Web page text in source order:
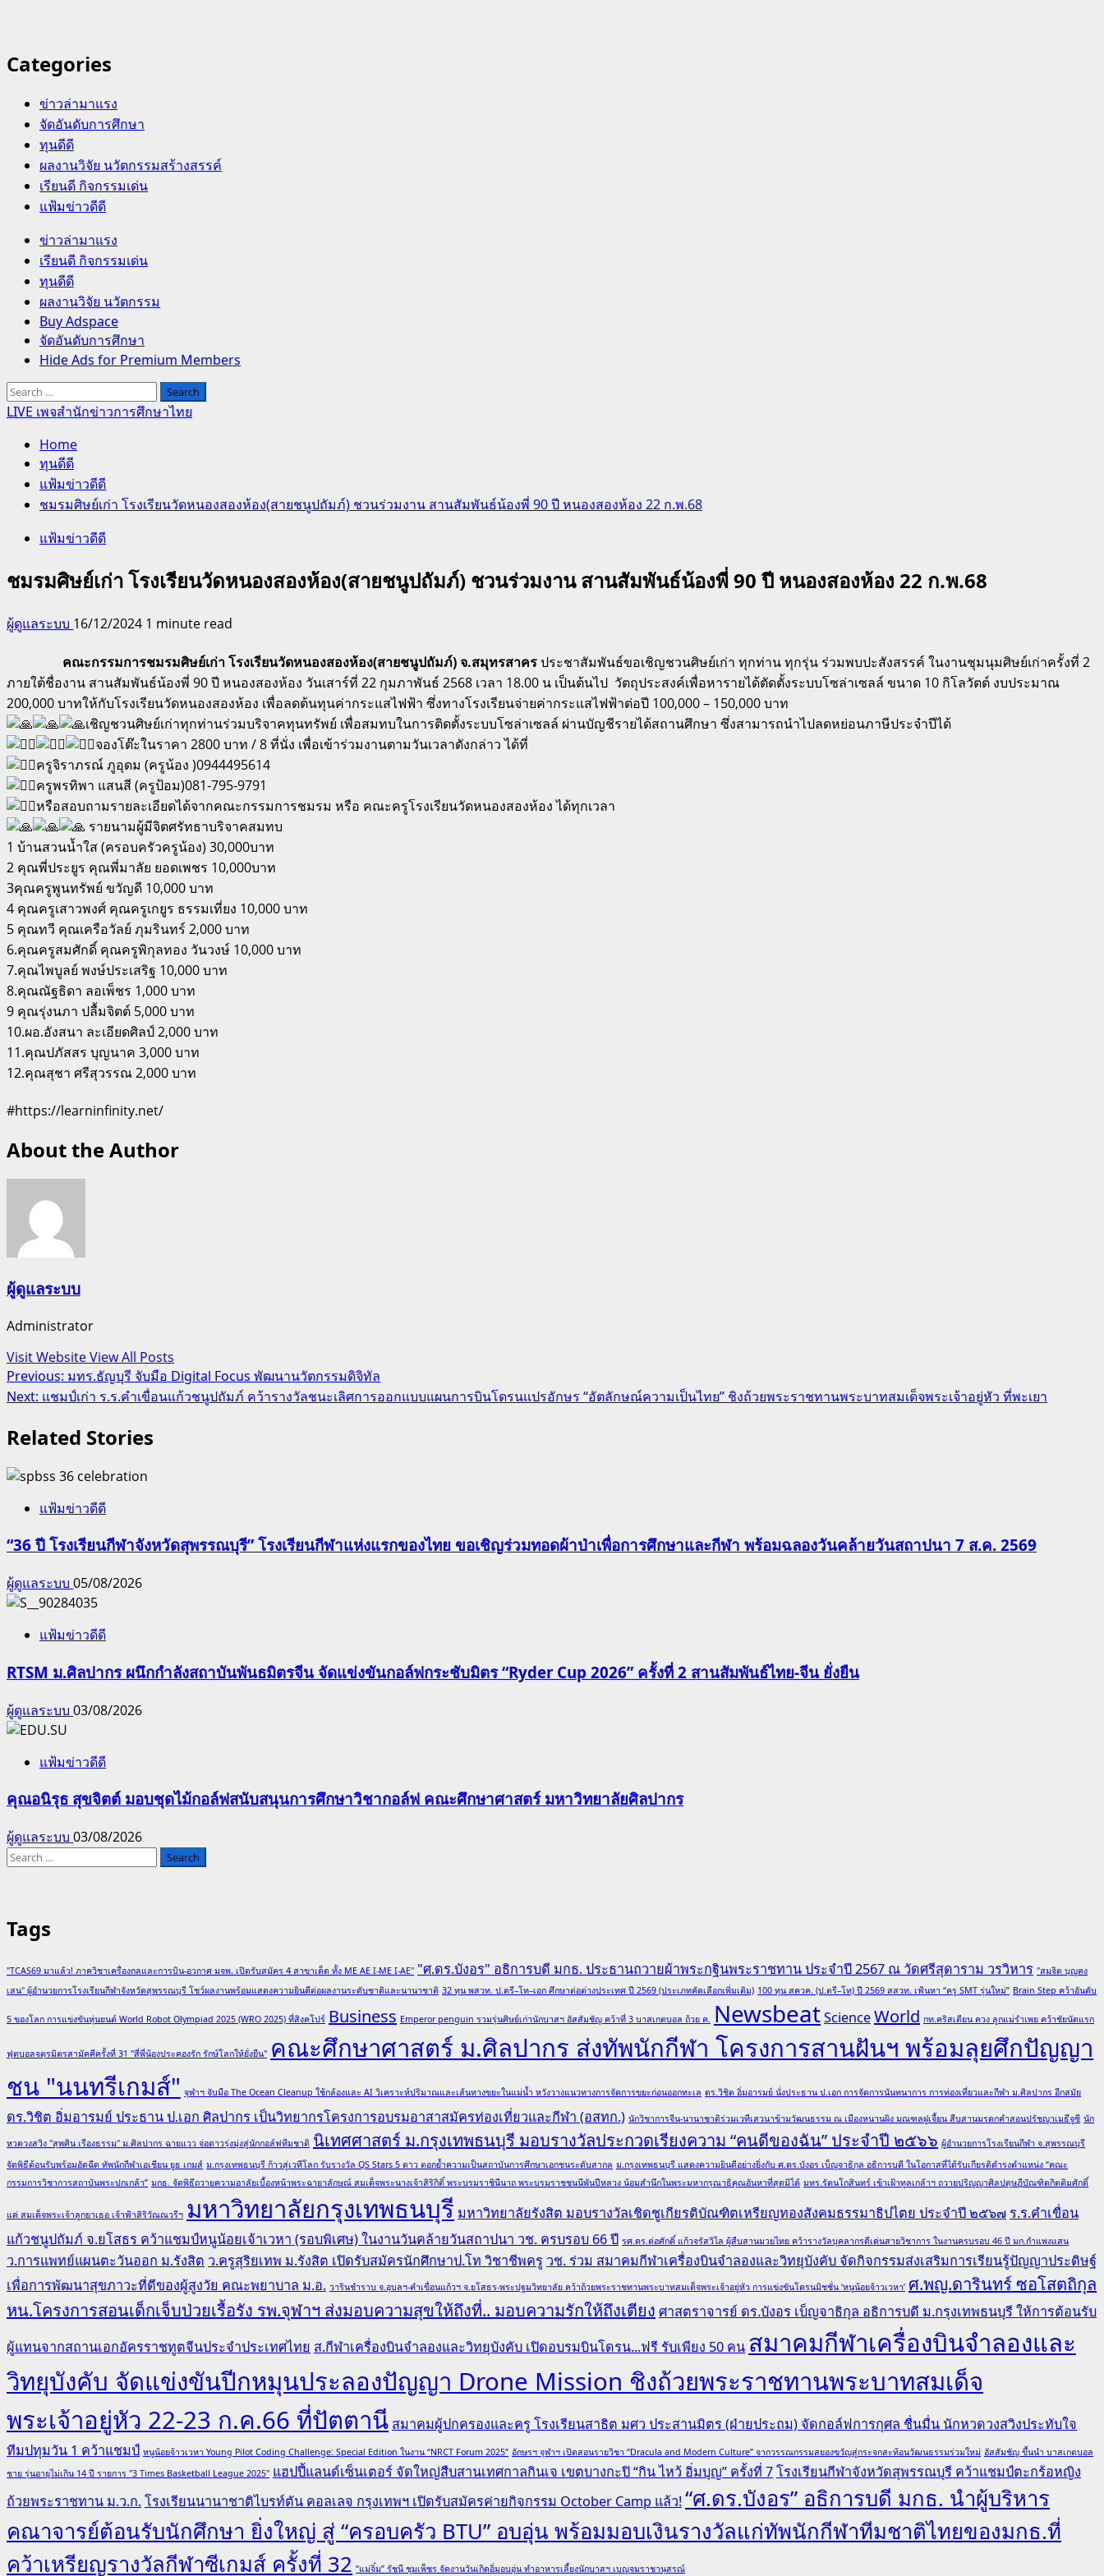
Categories
ข่าวล่ามาแรง
จัดอันดับการศึกษา
ทุนดีดี
ผลงานวิจัย นวัตกรรมสร้างสรรค์
เรียนดี กิจกรรมเด่น
แฟ้มข่าวดีดี
Primary
Menu
ข่าวล่ามาแรง
เรียนดี กิจกรรมเด่น
ทุนดีดี
ผลงานวิจัย นวัตกรรม
Buy Adspace
จัดอันดับการศึกษา
Hide Ads for Premium Members
Search
for:
LIVE เพจสำนักข่าวการศึกษาไทย
Home
ทุนดีดี
แฟ้มข่าวดีดี
ชมรมศิษย์เก่า โรงเรียนวัดหนองสองห้อง(สายชนูปถัมภ์) ชวนร่วมงาน สานสัมพันธ์น้องพี่ 90 ปี หนองสองห้อง 22 ก.พ.68
แฟ้มข่าวดีดี
ชมรมศิษย์เก่า โรงเรียนวัดหนองสองห้อง(สายชนูปถัมภ์) ชวนร่วมงาน สานสัมพันธ์น้องพี่ 90 ปี หนองสองห้อง 22 ก.พ.68
ผู้ดูแลระบบ 16/12/2024 1 minute read
คณะกรรมการชมรมศิษย์เก่า โรงเรียนวัดหนองสองห้อง(สายชนูปถัมภ์) จ.สมุทรสาครประชาสัมพันธ์ขอเชิญชวนศิษย์เก่า ทุกท่าน ทุกรุ่น ร่วมพบปะสังสรรค์ ในงานชุมนุมศิษย์เก่าครั้งที่ 2
ภายใต้ชื่องาน สานสัมพันธ์น้องพี่ 90 ปี หนองสองห้อง วันเสาร์ที่ 22 กุมภาพันธ์ 2568 เวลา 18.00 น เป็นต้นไป วัตถุประสงค์เพื่อหารายได้ตัดตั้งระบบโซล่าเซลล์ ขนาด 10 กิโลวัตต์ งบประมาณ
200,000 บาทให้กับโรงเรียนวัดหนองสองห้อง เพื่อลดต้นทุนค่ากระแสไฟฟ้า ซึ่งทางโรงเรียนจ่ายค่ากระแสไฟฟ้าต่อปี 100,000 – 150,000 บาท
เชิญชวนศิษย์เก่าทุกท่านร่วมบริจาคทุนทรัพย์ เพื่อสมทบในการติดตั้งระบบโซล่าเซลล์ ผ่านบัญชีรายได้สถานศึกษา ซึ่งสามารถนำไปลดหย่อนภาษีประจำปีได้
จองโต๊ะในราคา 2800 บาท / 8 ที่นั่ง เพื่อเข้าร่วมงานตามวันเวลาดังกล่าว ได้ที่
ครูจิราภรณ์ ภูอุดม (ครูน้อง )0944495614
ครูพรทิพา แสนสี (ครูป้อม)081-795-9791
หรือสอบถามรายละเอียดได้จากคณะกรรมการชมรม หรือ คณะครูโรงเรียนวัดหนองสองห้อง ได้ทุกเวลา
รายนามผู้มีจิตศรัทธาบริจาคสมทบ
1 บ้านสวนน้ำใส (ครอบครัวครูน้อง) 30,000บาท
2 คุณพี่ประยูร คุณพี่มาลัย ยอดเพชร 10,000บาท
3คุณครูพูนทรัพย์ ขวัญดี 10,000 บาท
4 คุณครูเสาวพงศ์ คุณครูเกยูร ธรรมเที่ยง 10,000 บาท
5 คุณทวี คุณเครือวัลย์ ภุมรินทร์ 2,000 บาท
6.คุณครูสมศักดิ์ คุณครูพิกุลทอง วันวงษ์ 10,000 บาท
7.คุณไพบูลย์ พงษ์ประเสริฐ 10,000 บาท
8.คุณณัฐธิดา ลอเพ็ชร 1,000 บาท
9 คุณรุ่งนภา ปลื้มจิตต์ 5,000 บาท
10.ผอ.อังสนา ละเอียดศิลป์ 2,000 บาท
11.คุณปภัสสร บุญนาค 3,000 บาท
12.คุณสุชา ศรีสุวรรณ 2,000 บาท
#https://learninfinity.net/
About the Author
ผู้ดูแลระบบ
Administrator
Visit WebsiteView All Posts
Post
navigation
Previous: มทร.ธัญบุรี จับมือ Digital Focus พัฒนานวัตกรรมดิจิทัล
Next: แชมป์เก่า ร.ร.คำเขื่อนแก้วชนูปถัมภ์ คว้ารางวัลชนะเลิศการออกแบบแผนการบินโดรนแปรอักษร “อัตลักษณ์ความเป็นไทย” ชิงถ้วยพระราชทานพระบาทสมเด็จพระเจ้าอยู่หัว ที่พะเยา
Related Stories
แฟ้มข่าวดีดี
“36 ปี โรงเรียนกีฬาจังหวัดสุพรรณบุรี” โรงเรียนกีฬาแห่งแรกของไทย ขอเชิญร่วมทอดผ้าป่าเพื่อการศึกษาและกีฬา พร้อมฉลองวันคล้ายวันสถาปนา 7 ส.ค. 2569
ผู้ดูแลระบบ 05/08/2026
แฟ้มข่าวดีดี
RTSM ม.ศิลปากร ผนึกกำลังสถาบันพันธมิตรจีน จัดแข่งขันกอล์ฟกระชับมิตร “Ryder Cup 2026” ครั้งที่ 2 สานสัมพันธ์ไทย-จีน ยั่งยืน
ผู้ดูแลระบบ 03/08/2026
แฟ้มข่าวดีดี
คุณอนิรุธ สุขจิตต์ มอบชุดไม้กอล์ฟสนับสนุนการศึกษาวิชากอล์ฟ คณะศึกษาศาสตร์ มหาวิทยาลัยศิลปากร
ผู้ดูแลระบบ 03/08/2026
Search
Tags
"TCAS69 มาแล้ว! ภาควิชาเครื่องกลและการบิน-อวกาศ มจพ. เปิดรับสมัคร 4 สาขาเด็ด ทั้ง ME AE I-ME I-AE" "ศ.ดร.บังอร" อธิการบดี มกธ. ประธานถวายผ้าพระกฐินพระราชทาน ประจำปี 2567 ณ วัดศรีสุดาราม วรวิหาร "สมจิต บุญคง
เสน" ผู้อำนวยการโรงเรียนกีฬาจังหวัดสุพรรณบุรี โชว์ผลงานพร้อมแสดงความยินดีต่อผลงานระดับชาติและนานาชาติ 32 ทุน พสวท. ป.ตรี–โท–เอก ศึกษาต่อต่างประเทศ ปี 2569 (ประเภทคัดเลือกเพิ่มเติม) 100 ทุน สควค. (ป.ตรี–โท) ปี 2569 สสวท. เฟ้นหา “ครู SMT รุ่นใหม่” Brain Step คว้าอันดับ
5 ของโลก การแข่งขันหุ่นยนต์ World Robot Olympiad 2025 (WRO 2025) ที่สิงคโปร์ Business Emperor penguin รวมรุ่นศิษย์เก่านักบาสฯ อัสสัมชัญ คว้าที่ 3 บาสเกตบอล ถ้วย ค. NewsbeatScienceWorld กท.คริสเตียน ควง ลูกแม่รำเพย คว้าชัยนัดแรก
ฟุตบอลจตุรมิตรสามัคคีครั้งที่ 31 "สี่พี่น้องประคองรัก รักษ์โลกให้ยั่งยืน" คณะศึกษาศาสตร์ ม.ศิลปากร ส่งทัพนักกีฬา โครงการสานฝันฯ พร้อมลุยศึกปัญญา
ชน "นนทรีเกมส์" จุฬาฯ จับมือ The Ocean Cleanup ใช้กล้องและ AI วิเคราะห์ปริมาณและเส้นทางขยะในแม่น้ำ หวังวางแนวทางการจัดการขยะก่อนออกทะเล ดร.วิชิต อิ่มอารมย์ นั่งประธาน ป.เอก การจัดการนันทนาการ การท่องเที่ยวและกีฬา ม.ศิลปากร อีกสมัย
ดร.วิชิต อิ่มอารมย์ ประธาน ป.เอก ศิลปากร เป็นวิทยากรโครงการอบรมอาสาสมัครท่องเที่ยวและกีฬา (อสทก.) นักวิชาการจีน-นานาชาติร่วมเวทีเสวนาข้ามวัฒนธรรม ณ เมืองหนานผิง มณฑลฝูเจี้ยน สืบสานมรดกคำสอนปรัชญาเมธีจูซี นัก
หวดวงสวิง "สุพศิน เรืองธรรม" ม.ศิลปากร ฉายแวว จ่อดาวรุ่งมุ่งสู่นักกอล์ฟทีมชาติ นิเทศศาสตร์ ม.กรุงเทพธนบุรี มอบรางวัลประกวดเรียงความ “คนดีของฉัน” ประจำปี ๒๕๖๖ ผู้อำนวยการโรงเรียนกีฬา จ.สุพรรณบุรี
จัดพิธีต้อนรับพร้อมอัดฉีด ทัพนักกีฬาเอเชียน ยูธ เกมส์ ม.กรุงเทพธนบุรี ก้าวสู่เวทีโลก รับรางวัล QS Stars 5 ดาว ตอกย้ำความเป็นสถาบันการศึกษาเอกชนระดับสากล ม.กรุงเทพธนบุรี แสดงความยินดีอย่างยิ่งกับ ศ.ดร.บังอร เบ็ญจาธิกุล อธิการบดี ในโอกาสที่ได้รับเกียรติดำรงตำแหน่ง “คณะ
กรรมการวิชาการสถาบันพระปกเกล้า” มกธ. จัดพิธีถวายความอาลัยเบื้องหน้าพระฉายาลักษณ์ สมเด็จพระนางเจ้าสิริกิติ์ พระบรมราชินีนาถ พระบรมราชชนนีพันปีหลวง น้อมสำนึกในพระมหากรุณาธิคุณอันหาที่สุดมิได้ มทร.รัตนโกสินทร์ เข้าเฝ้าทูลเกล้าฯ ถวายปริญญาศิลปดุษฎีบัณฑิตกิตติมศักดิ์
แด่ สมเด็จพระเจ้าลูกยาเธอ เจ้าฟ้าสิริวัณณวรีฯ มหาวิทยาลัยกรุงเทพธนบุรี มหาวิทยาลัยรังสิต มอบรางวัลเชิดชูเกียรติบัณฑิตเหรียญทองสังคมธรรมาธิปไตย ประจำปี ๒๕๖๗ ร.ร.คำเขื่อน
แก้วชนูปถัมภ์ จ.ยโสธร คว้าแชมป์หนูน้อยเจ้าเวหา (รอบพิเศษ) ในงานวันคล้ายวันสถาปนา วช. ครบรอบ 66 ปี รศ.ดร.ต่อศักดิ์ แก้วจรัสวิไล ผู้สืบสานมวยไทย คว้ารางวัลบุคลากรดีเด่นสายวิชาการ ในงานครบรอบ 46 ปี มก.กำแพงแสน
ว.การแพทย์แผนตะวันออก ม.รังสิต ว.ครูสุริยเทพ ม.รังสิต เปิดรับสมัครนักศึกษาป.โท วิชาชีพครู วช. ร่วม สมาคมกีฬาเครื่องบินจำลองและวิทยุบังคับ จัดกิจกรรมส่งเสริมการเรียนรู้ปัญญาประดิษฐ์
เพื่อการพัฒนาสุขภาวะที่ดีของผู้สูงวัย คณะพยาบาล ม.อ. วารินชำราบ จ.อุบลฯ-คำเขื่อนแก้วฯ จ.ยโสธร-พระปฐมวิทยาลัย คว้าถ้วยพระราชทานพระบาทสมเด็จพระเจ้าอยู่หัว การแข่งขันโดรนมิชชั่น ‘หนูน้อยจ้าวเวหา’ ศ.พญ.ดารินทร์ ซอโสตถิกุล
หน.โครงการสอนเด็กเจ็บป่วยเรื้อรัง รพ.จุฬาฯ ส่งมอบความสุขให้ถึงที่.. มอบความรักให้ถึงเตียง ศาสตราจารย์ ดร.บังอร เบ็ญจาธิกุล อธิการบดี ม.กรุงเทพธนบุรี ให้การต้อนรับ
ผู้แทนจากสถานเอกอัครราชทูตจีนประจำประเทศไทย ส.กีฬาเครื่องบินจำลองและวิทยุบังคับ เปิดอบรมบินโดรน...ฟรี รับเพียง 50 คน สมาคมกีฬาเครื่องบินจำลองและ
วิทยุบังคับ จัดแข่งขันปีกหมุนประลองปัญญา Drone Mission ชิงถ้วยพระราชทานพระบาทสมเด็จ
พระเจ้าอยู่หัว 22-23 ก.ค.66 ที่ปัตตานี สมาคมผู้ปกครองและครู โรงเรียนสาธิต มศว ประสานมิตร (ฝ่ายประถม) จัดกอล์ฟการกุศล ชื่นมื่น นักหวดวงสวิงประทับใจ
ทีมปทุมวัน 1 คว้าแชมป์ หนูน้อยจ้าวเวหา Young Pilot Coding Challenge: Special Edition ในงาน “NRCT Forum 2025” อักษรฯ จุฬาฯ เปิดสอนรายวิชา “Dracula and Modern Culture” จากวรรณกรรมสยองขวัญสู่กระจกสะท้อนวัฒนธรรมร่วมใหม่ อัสสัมชัญ ขึ้นนำ บาสเกตบอล
ชาย รุ่นอายุไม่เกิน 14 ปี รายการ "3 Times Basketball League 2025" แฮปปี้แลนด์เซ็นเตอร์ จัดใหญ่สืบสานเทศกาลกินเจ เขตบางกะปิ “กิน ไหว้ อิ่มบุญ” ครั้งที่ 7โรงเรียนกีฬาจังหวัดสุพรรณบุรี คว้าแชมป์ตะกร้อหญิง
ถ้วยพระราชทาน ม.ว.ก.โรงเรียนนานาชาติไบรท์ตัน คอลเลจ กรุงเทพฯ เปิดรับสมัครค่ายกิจกรรม October Camp แล้ว!“ศ.ดร.บังอร” อธิการบดี มกธ. นำผู้บริหาร
คณาจารย์ต้อนรับนักศึกษา ยิ่งใหญ่ สู่ “ครอบครัว BTU” อบอุ่น พร้อมมอบเงินรางวัลแก่ทัพนักกีฬาทีมชาติไทยของมกธ.ที่
คว้าเหรียญรางวัลกีฬาซีเกมส์ ครั้งที่ 32 “แม่จิ๋ม” รัชนี ชุมเพ็ชร จัดงานวันเกิดอิ่มอบอุ่น ทำอาหารเลี้ยงนักบาสฯ เบญจมราชานุสรณ์